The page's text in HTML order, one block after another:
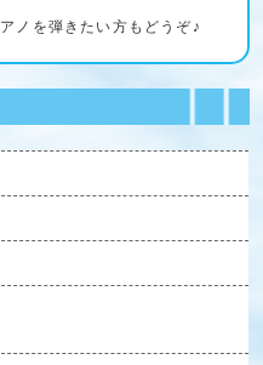
ノを弾きたい方もどうぞ♪